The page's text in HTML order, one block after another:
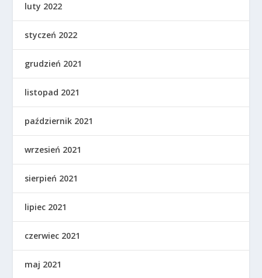
luty 2022
styczeń 2022
grudzień 2021
listopad 2021
październik 2021
wrzesień 2021
sierpień 2021
lipiec 2021
czerwiec 2021
maj 2021